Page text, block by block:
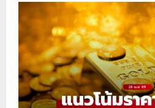
ทอง
วัน
พุ่ง
รับ
ดอลลาร์
อ่อน
ตัว
เปิด
เป้า
แนว
ต้าน